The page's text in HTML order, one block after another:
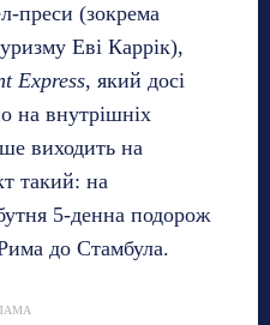
преси (зокрема
Еві Каррік),
Express, який досі
на внутрішніх
виходить на
такий: на
5-денна подорож
до Стамбула.